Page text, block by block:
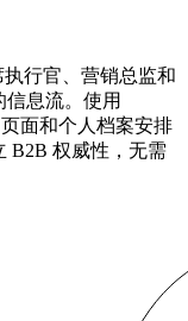
行官、营销总监和
息流。使用
面和个人档案安排
B2B 权威性，无需